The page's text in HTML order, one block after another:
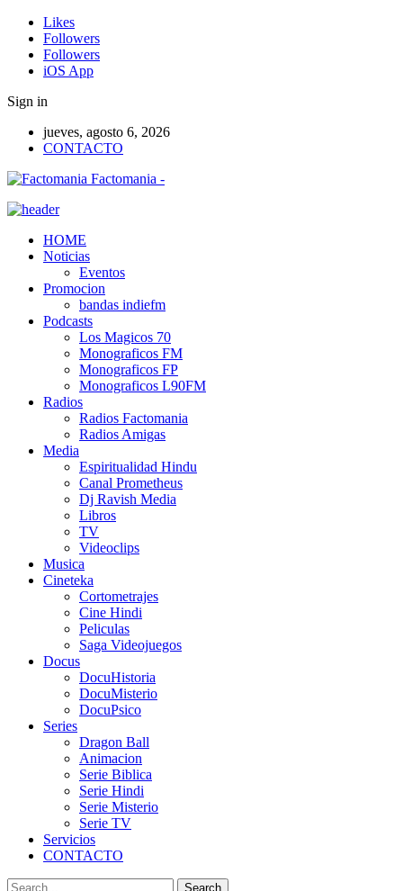
Likes
Followers
Followers
iOS App
Sign in
jueves, agosto 6, 2026
CONTACTO
Factomania -
HOME
Noticias
Eventos
Promocion
bandas indiefm
Podcasts
Los Magicos 70
Monograficos FM
Monograficos FP
Monograficos L90FM
Radios
Radios Factomania
Radios Amigas
Media
Espiritualidad Hindu
Canal Prometheus
Dj Ravish Media
Libros
TV
Videoclips
Musica
Cineteka
Cortometrajes
Cine Hindi
Peliculas
Saga Videojuegos
Docus
DocuHistoria
DocuMisterio
DocuPsico
Series
Dragon Ball
Animacion
Serie Biblica
Serie Hindi
Serie Misterio
Serie TV
Servicios
CONTACTO